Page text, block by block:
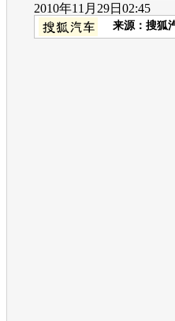
2010年11月29日02:45
来源： 搜狐